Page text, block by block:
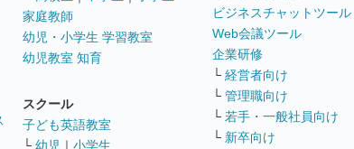
家庭教師
幼児・小学生 学習教室
幼児教室 知育
スクール
子ども英語教室
└ 幼児 ｜ 小学生
ビジネスチャットツール
Web会議ツール
企業研修
└ 経営者向け
└ 管理職向け
└ 若手・一般社員向け
└ 新卒向け